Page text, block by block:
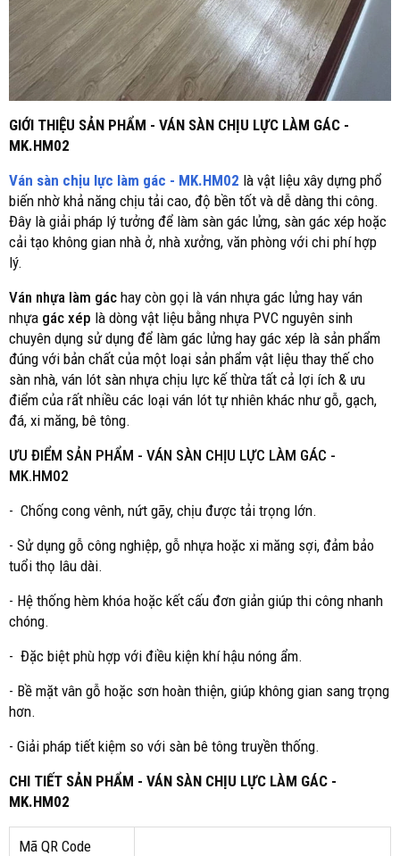
GIỚI THIỆU SẢN PHẨM - VÁN SÀN CHỊU LỰC LÀM GÁC -
MK.HM02
Ván sàn chịu lực làm gác - MK.HM02 là vật liệu xây dựng phổ
biến nhờ khả năng chịu tải cao, độ bền tốt và dễ dàng thi công.
Đây là giải pháp lý tưởng để làm sàn gác lửng, sàn gác xép hoặc
cải tạo không gian nhà ở, nhà xưởng, văn phòng với chi phí hợp
lý.
Ván nhựa làm gác hay còn gọi là ván nhựa gác lửng hay ván
nhựa gác xép là dòng vật liệu bằng nhựa PVC nguyên sinh
chuyên dụng sử dụng để làm gác lửng hay gác xép là sản phẩm
đúng với bản chất của một loại sản phẩm vật liệu thay thế cho
sàn nhà, ván lót sàn nhựa chịu lực kế thừa tất cả lợi ích & ưu
điểm của rất nhiều các loại ván lót tự nhiên khác như gỗ, gạch,
đá, xi măng, bê tông.
ƯU ĐIỂM SẢN PHẨM - VÁN SÀN CHỊU LỰC LÀM GÁC -
MK.HM02
- Chống cong vênh, nứt gãy, chịu được tải trọng lớn.
- Sử dụng gỗ công nghiệp, gỗ nhựa hoặc xi măng sợi, đảm bảo
tuổi thọ lâu dài.
- Hệ thống hèm khóa hoặc kết cấu đơn giản giúp thi công nhanh
chóng.
- Đặc biệt phù hợp với điều kiện khí hậu nóng ẩm.
- Bề mặt vân gỗ hoặc sơn hoàn thiện, giúp không gian sang trọng
hơn.
- Giải pháp tiết kiệm so với sàn bê tông truyền thống.
CHI TIẾT SẢN PHẨM - VÁN SÀN CHỊU LỰC LÀM GÁC -
MK.HM02
Mã QR Code